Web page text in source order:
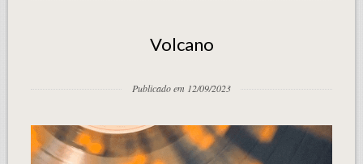
Volcano
Publicado em 12/09/2023